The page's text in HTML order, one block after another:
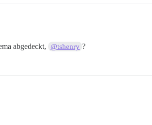
abgedeckt, @tshenry ?